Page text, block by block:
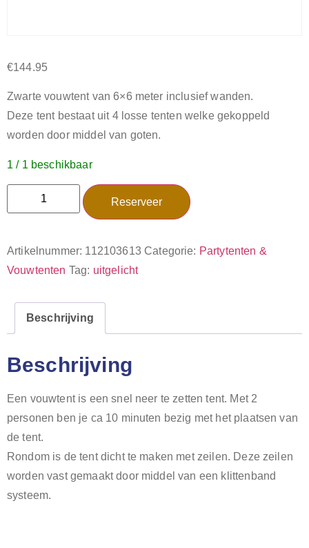
€144.95
Zwarte vouwtent van 6×6 meter inclusief wanden.
Deze tent bestaat uit 4 losse tenten welke gekoppeld
worden door middel van goten.
1 / 1 beschikbaar
Reserveer
Artikelnummer: 112103613 Categorie: Partytenten &
Vouwtenten Tag: uitgelicht
Beschrijving
Beschrijving
Een vouwtent is een snel neer te zetten tent. Met 2
personen ben je ca 10 minuten bezig met het plaatsen van
de tent.
Rondom is de tent dicht te maken met zeilen. Deze zeilen
worden vast gemaakt door middel van een klittenband
systeem.